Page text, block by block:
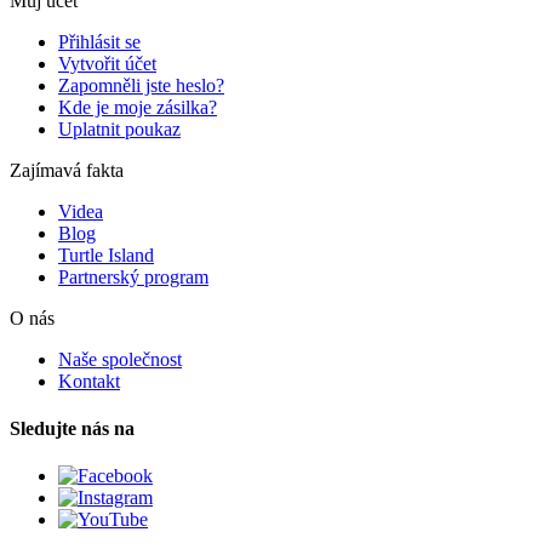
Přihlásit se
Vytvořit účet
Zapomněli jste heslo?
Kde je moje zásilka?
Uplatnit poukaz
Zajímavá fakta
Videa
Blog
Turtle Island
Partnerský program
O nás
Naše společnost
Kontakt
Sledujte nás na